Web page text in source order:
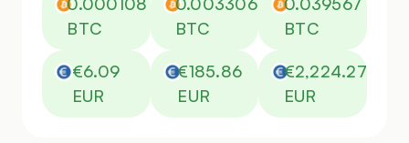
BTC
€6.09
EUR
BTC
€185.86
EUR
BTC
€2,224.27
EUR